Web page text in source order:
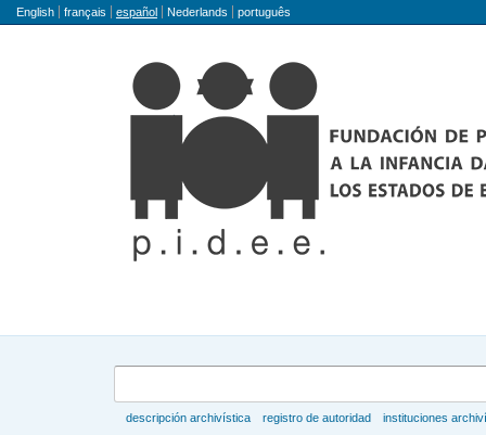
Idioma
English français español Nederlands português
descripción archivística registro de autoridad instituciones